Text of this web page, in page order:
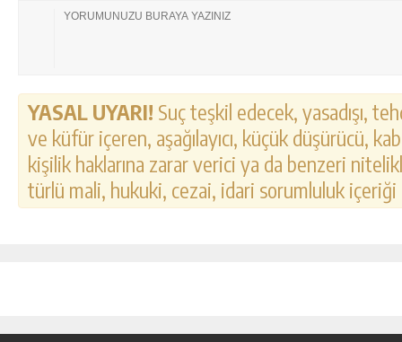
YASAL UYARI! Suç teşkil edecek, yasadışı,
ve küfür içeren, aşağılayıcı, küçük düşürücü,
kişilik haklarına zarar verici ya da benzeri
türlü mali, hukuki, cezai, idari sorumluluk